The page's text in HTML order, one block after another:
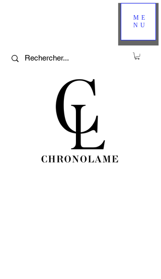
ME
NU